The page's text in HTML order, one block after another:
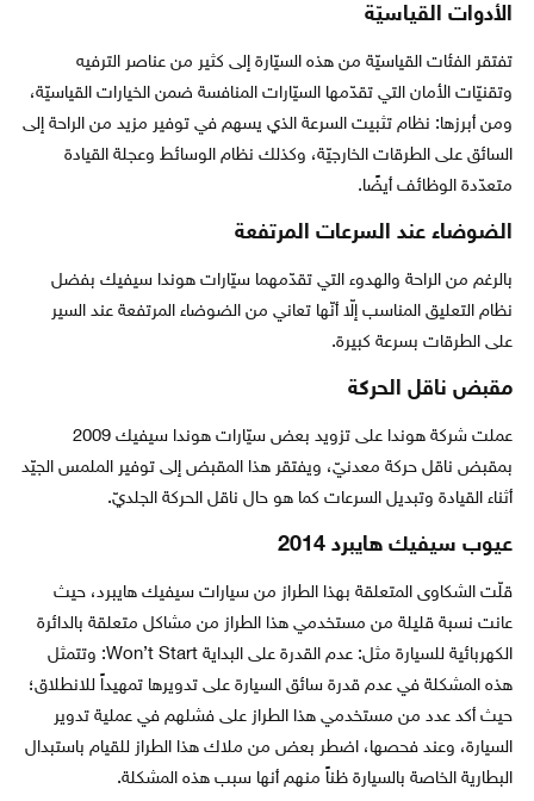
الأدوات القياسيّة
تفتقر الفئات القياسيّة من هذه السيّارة إلى كثير من عناصر الترفيه
وتقنيّات الأمان التي تقدّمها السيّارات المنافسة ضمن الخيارات القياسيّة،
ومن أبرزها: نظام تثبيت السرعة الذي يسهم في توفير مزيد من الراحة إلى
السائق على الطرقات الخارجيّة، وكذلك نظام الوسائط وعجلة القيادة
متعدّدة الوظائف أيضًا.
الضوضاء عند السرعات المرتفعة
بالرغم من الراحة والهدوء التي تقدّمهما سيّارات هوندا سيفيك بفضل
نظام التعليق المناسب إلّا أنّها تعاني من الضوضاء المرتفعة عند السير
على الطرقات بسرعة كبيرة.
مقبض ناقل الحركة
عملت شركة هوندا على تزويد بعض سيّارات هوندا سيفيك 2009
بمقبض ناقل حركة معدنيّ، ويفتقر هذا المقبض إلى توفير الملمس الجيّد
أثناء القيادة وتبديل السرعات كما هو حال ناقل الحركة الجلديّ.
عيوب سيفيك هايبرد 2014
قلّت الشكاوى المتعلقة بهذا الطراز من سيارات سيفيك هايبرد، حيث
عانت نسبة قليلة من مستخدمي هذا الطراز من مشاكل متعلقة بالدائرة
الكهربائية للسيارة مثل: عدم القدرة على البداية Won’t Start: وتتمثل
هذه المشكلة في عدم قدرة سائق السيارة على تدويرها تمهيداً للانطلاق؛
حيث أكد عدد من مستخدمي هذا الطراز على فشلهم في عملية تدوير
السيارة، وعند فحصها، اضطر بعض من ملاك هذا الطراز للقيام باستبدال
البطارية الخاصة بالسيارة ظناً منهم أنها سبب هذه المشكلة.